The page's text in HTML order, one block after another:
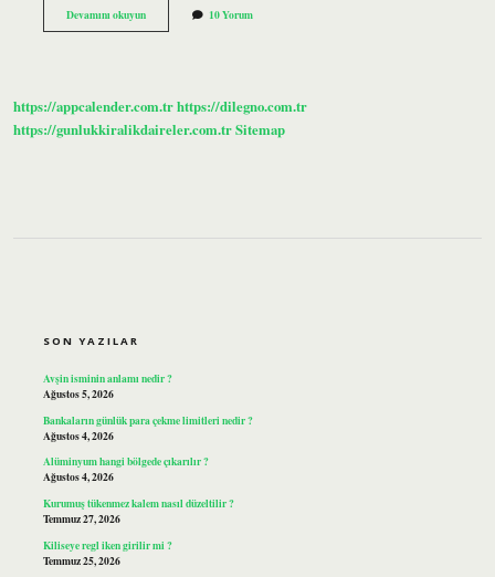
Devamını okuyunYakalama
Emri
10 Yorum
https://appcalender.com.trhttps://dilegno.com.tr
https://gunlukkiralikdaireler.com.trSitemap
SON YAZILAR
Avşin isminin anlamı nedir ?
Ağustos 5, 2026
Bankaların günlük para çekme limitleri nedir ?
Ağustos 4, 2026
Alüminyum hangi bölgede çıkarılır ?
Ağustos 4, 2026
Kurumuş tükenmez kalem nasıl düzeltilir ?
Temmuz 27, 2026
Kiliseye regl iken girilir mi ?
Temmuz 25, 2026